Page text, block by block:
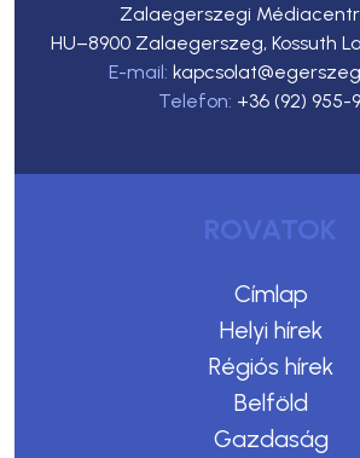
Zalaegerszegi
HU–8900 Zalaegerszeg, Kossuth
E-mail:
Telefon: +36 (92) 955-
ROVATOK
Címlap
Helyi hírek
Régiós hírek
Belföld
Gazdaság